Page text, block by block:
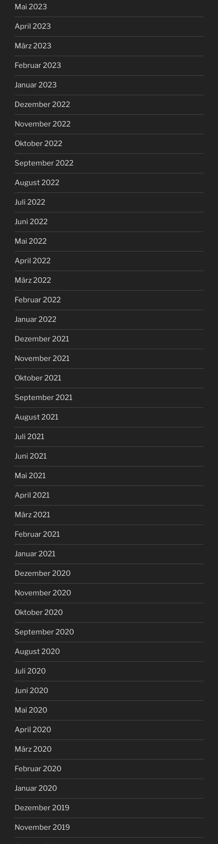
Mai 2023
April 2023
März 2023
Februar 2023
Januar 2023
Dezember 2022
November 2022
Oktober 2022
September 2022
August 2022
Juli 2022
Juni 2022
Mai 2022
April 2022
März 2022
Februar 2022
Januar 2022
Dezember 2021
November 2021
Oktober 2021
September 2021
August 2021
Juli 2021
Juni 2021
Mai 2021
April 2021
März 2021
Februar 2021
Januar 2021
Dezember 2020
November 2020
Oktober 2020
September 2020
August 2020
Juli 2020
Juni 2020
Mai 2020
April 2020
März 2020
Februar 2020
Januar 2020
Dezember 2019
November 2019